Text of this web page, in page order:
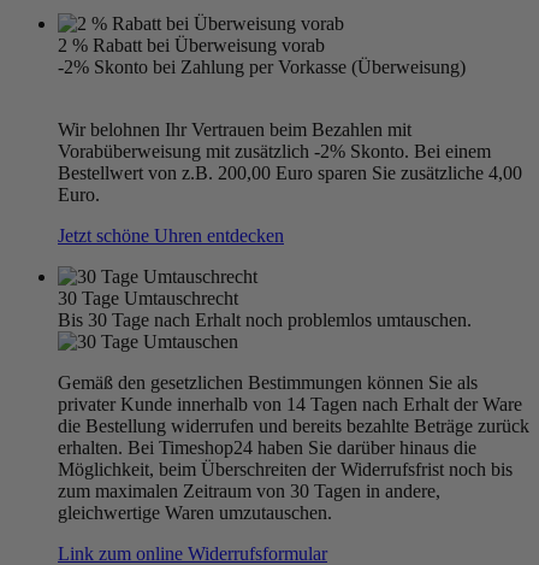
2 % Rabatt bei Überweisung vorab
-2% Skonto bei Zahlung per Vorkasse (Überweisung)
Wir belohnen Ihr Vertrauen beim Bezahlen mit
Vorabüberweisung mit zusätzlich -2% Skonto. Bei einem
Bestellwert von z.B. 200,00 Euro sparen Sie zusätzliche 4,00
Euro.
Jetzt schöne Uhren entdecken
30 Tage Umtauschrecht
Bis 30 Tage nach Erhalt noch problemlos umtauschen.
Gemäß den gesetzlichen Bestimmungen können Sie als
privater Kunde innerhalb von 14 Tagen nach Erhalt der Ware
die Bestellung widerrufen und bereits bezahlte Beträge zurück
erhalten. Bei Timeshop24 haben Sie darüber hinaus die
Möglichkeit, beim Überschreiten der Widerrufsfrist noch bis
zum maximalen Zeitraum von 30 Tagen in andere,
gleichwertige Waren umzutauschen.
Link zum online Widerrufsformular